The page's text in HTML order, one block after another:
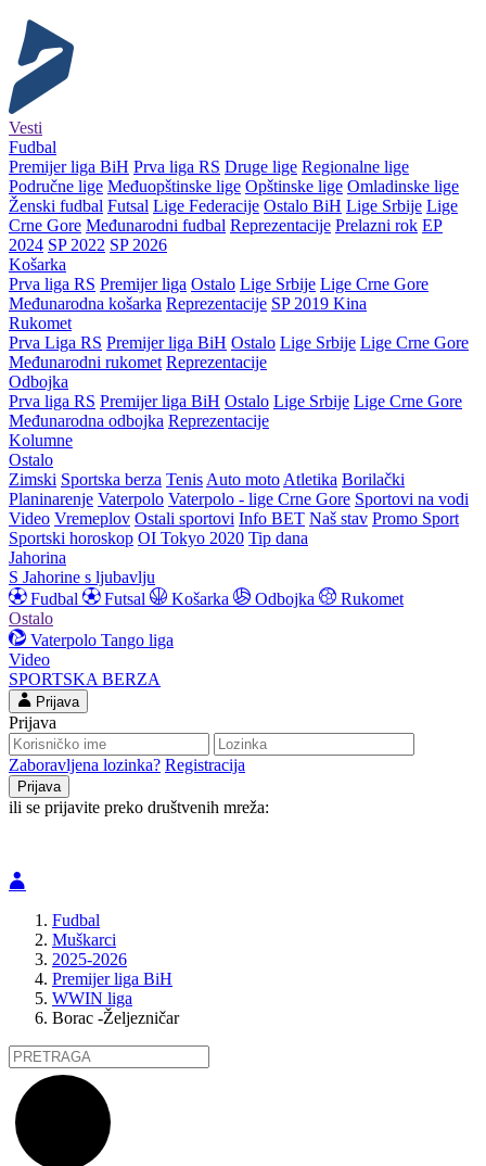
Vesti
Fudbal
Premijer liga BiH Prva liga RS Druge lige Regionalne lige
Područne lige Međuopštinske lige Opštinske lige Omladinske lige
Ženski fudbal Futsal Lige Federacije Ostalo BiH Lige Srbije Lige
Crne Gore Međunarodni fudbal Reprezentacije Prelazni rok EP
2024 SP 2022 SP 2026
Košarka
Prva liga RS Premijer liga Ostalo Lige Srbije Lige Crne Gore
Međunarodna košarka Reprezentacije SP 2019 Kina
Rukomet
Prva Liga RS Premijer liga BiH Ostalo Lige Srbije Lige Crne Gore
Međunarodni rukomet Reprezentacije
Odbojka
Prva liga RS Premijer liga BiH Ostalo Lige Srbije Lige Crne Gore
Međunarodna odbojka Reprezentacije
Kolumne
Ostalo
Zimski Sportska berza Tenis Auto moto Atletika Borilački
Planinarenje Vaterpolo Vaterpolo - lige Crne Gore Sportovi na vodi
Video Vremeplov Ostali sportovi Info BET Naš stav Promo Sport
Sportski horoskop OI Tokyo 2020 Tip dana
Jahorina
S Jahorine s ljubavlju
Fudbal
Futsal Košarka Odbojka
Rukomet
Ostalo
Vaterpolo Tango liga
Video
SPORTSKA BERZA
Prijava
Prijava
Zaboravljena lozinka? Registracija
ili se prijavite preko društvenih mreža:
Fudbal
Muškarci
2025-2026
Premijer liga BiH
WWIN liga
Borac -Željezničar